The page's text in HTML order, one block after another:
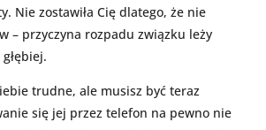
Nie zostawiła Cię dlatego, że nie
– przyczyna rozpadu związku leży
trudne, ale musisz być teraz
się jej przez telefon na pewno nie